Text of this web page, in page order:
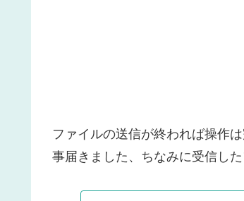
ファイルの送信が終われば操作
事届きました、ちなみに受信し